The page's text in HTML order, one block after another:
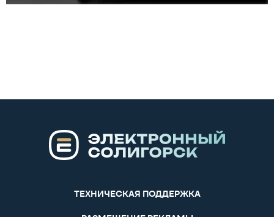
ТЕХНИЧЕСКАЯ ПОДДЕРЖКА